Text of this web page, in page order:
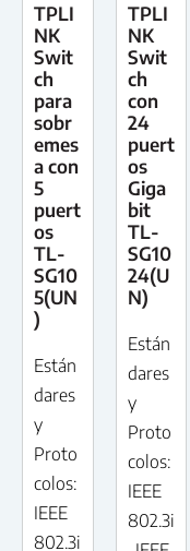
TPLI
NK
Swit
ch
para
sobr
emes
a con
5
puert
os
TL-
SG10
5(UN
)
Están
dares
y
Proto
colos:
IEEE
802.3i
TPLI
NK
Swit
ch
con
24
puert
os
Giga
bit
TL-
SG10
24(U
N)
Están
dares
y
Proto
colos:
IEEE
802.3i